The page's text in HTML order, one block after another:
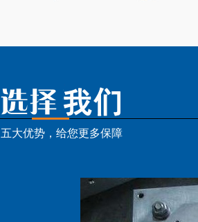
大优势，给您更多保障